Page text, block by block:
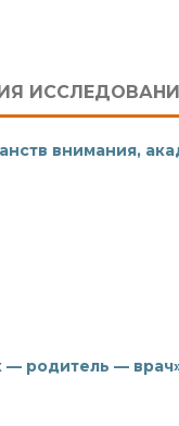
внимания,
родитель —